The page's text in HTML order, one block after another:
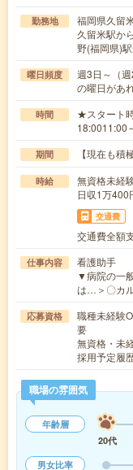
勤務地
福岡県久留
久留米駅か
野(福岡県)
曜日頻度
週3日～（
の曜日があ
時間
★スタート
18:0011:00
期間 【現在も積
時給
無資格未
日収1万400
交通費
交通費全額
仕事内容
看護助手
▼病院の一
は…＞〇カ
応募資格
職種未経験
要
無資格・未
採用予定履
職場の雰囲気
年齢層
20代
男女比率